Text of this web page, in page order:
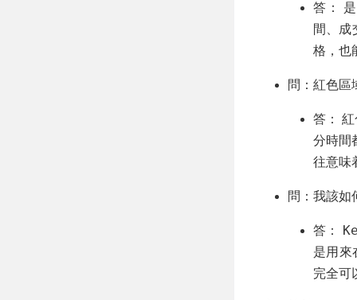
答：
間、成
格，也
問：紅色區
答：
分時間
往意味
問：我該如
答：
是用來
完全可